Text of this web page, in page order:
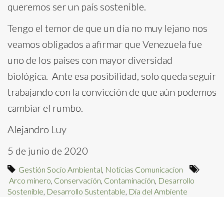
queremos ser un país sostenible.
Tengo el temor de que un día no muy lejano nos
veamos obligados a afirmar que Venezuela fue
uno de los países con mayor diversidad
biológica. Ante esa posibilidad, solo queda seguir
trabajando con la convicción de que aún podemos
cambiar el rumbo.
Alejandro Luy
5 de junio de 2020
Gestión Socio Ambiental, Noticias Comunicacion
Arco minero, Conservación, Contaminación, Desarrollo
Sostenible, Desarrollo Sustentable, Día del Ambiente